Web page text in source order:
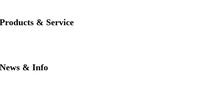
Products & Service
News & Info